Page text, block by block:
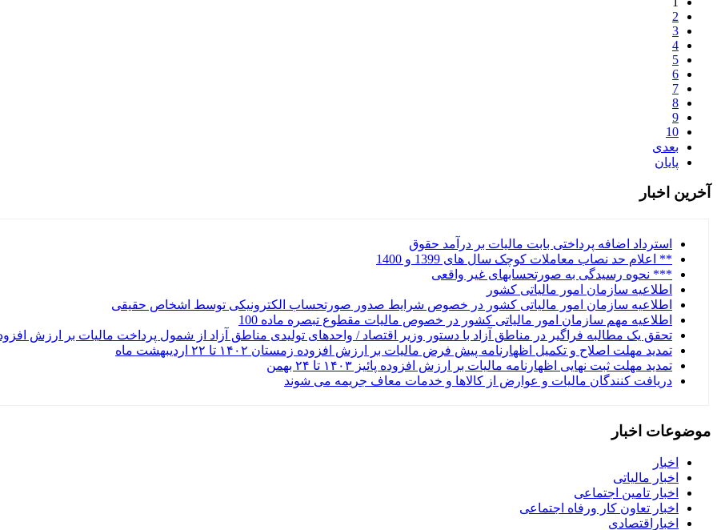
2
3
4
5
6
7
8
9
10
بعدی
پایان
آخرین اخبار
استرداد اضافه پرداختی بابت مالیات بر درآمد حقوق
** اعلام حد نصاب معاملات کوچک سال های 1399 و 1400
*** نحوه رسیدگی به صورتحساب­های غیر واقعی
اطلاعیه سازمان امور مالیاتی کشور
اطلاعیه سازمان امور مالیاتی کشور در خصوص شرایط صدور صورتحساب الکترونیکی توسط اشخاص حقیقی
اطلاعیه مهم سازمان امور مالیاتی کشور در خصوص مالیات مقطوع تبصره ماده 100
تحقق یک مطالبه فراگیر در مناطق آزاد با دستور وزیر اقتصاد / واحدهای تولیدی مناطق آزاد از شمول پرداخت مالیات بر ارزش
تمدید مهلت اصلاح و تکمیل اظهارنامه پیش فرض مالیات بر ارزش افزوده زمستان ۱۴۰۲ تا ۲۲ اردیبهشت ماه
تمدید مهلت ثبت نهایی اظهارنامه مالیات بر ارزش افزوده پائیز ۱۴۰۳ تا ۲۴ بهمن
دریافت کنندگان مالیات و عوارض از کالاها و خدمات معاف جریمه می شوند
موضوعات اخبار
اخبار
اخبار مالیاتی
اخبار تامین اجتماعی
اخبار تعاون کار ورفاه اجتماعی
اخباراقتصادی